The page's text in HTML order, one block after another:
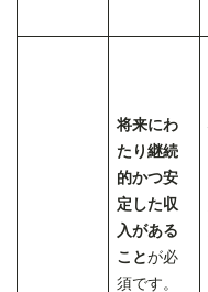
将来にわ
たり継続
的かつ安
定した収
入がある
ことが必
須です。